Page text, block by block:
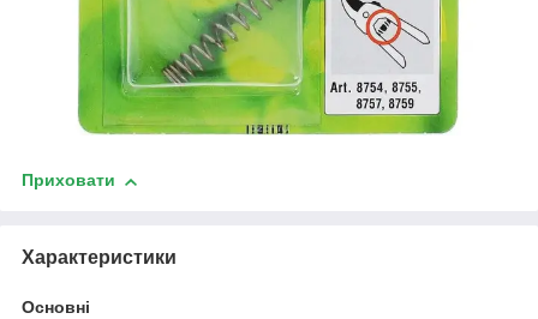
Приховати
Характеристики
Основні